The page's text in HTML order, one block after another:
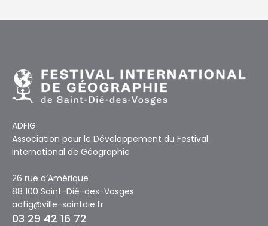
ADFIG
Association pour le Développement du Festival
International de Géographie
26 rue d’Amérique
88 100 Saint-Dié-des-Vosges
adfig@ville-saintdie.fr
03 29 42 16 72